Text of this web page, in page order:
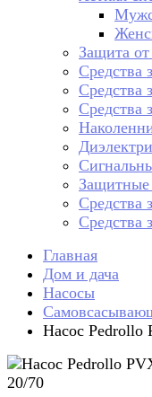
Защита
Средства
Средства
Средства
Защитные
Средства
Средства
Главная
Дом и дача
Насосы
Насос Pedrollo